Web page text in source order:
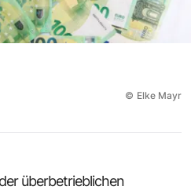
© Elke Mayr
überbetrieblichen